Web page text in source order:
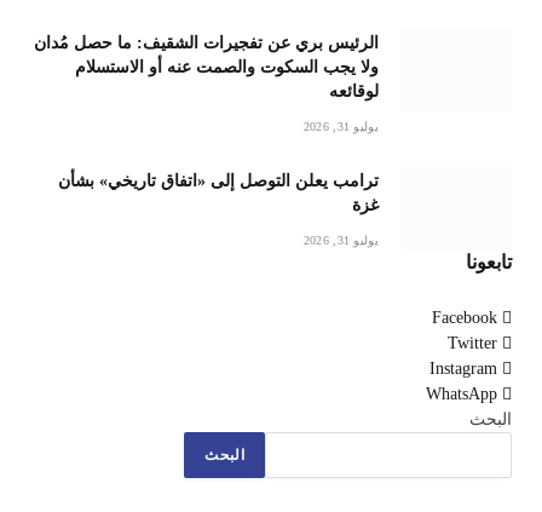
الرئيس بري عن تفجيرات الشقيف: ما حصل مُدان
ولا يجب السكوت والصمت عنه أو الاستسلام
لوقائعه
يوليو 31, 2026
ترامب يعلن التوصل إلى «اتفاق تاريخي» بشأن
غزة
يوليو 31, 2026
تابعونا
Facebook
Twitter
Instagram
WhatsApp
البحث
البحث